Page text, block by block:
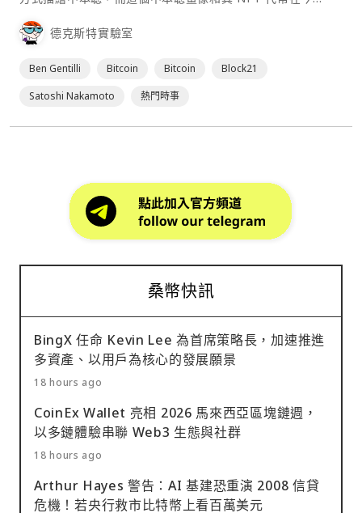
（8）日於佳士得拍賣所以 131,250 美元高價賣出，為什麼
德克斯特實驗室
Ben Gentilli Bitcoin Bitcoin
Block21
Satoshi Nakamoto
熱門時事
桑幣快訊
BingX 任命 Kevin Lee 為首席策略長，加速推進
多資產、以用戶為核心的發展願景
18 hours ago
CoinEx Wallet 亮相 2026 馬來西亞區塊鏈週，
以多鏈體驗串聯 Web3 生態與社群
18 hours ago
Arthur Hayes 警告：AI 基建恐重演 2008 信貸
危機！若央行救市比特幣上看百萬美元